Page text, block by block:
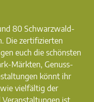
80 Schwarzwald-
Die zertifizierten
euch die schönsten
Märkten, Genuss-
könnt ihr
vielfältig der
ist